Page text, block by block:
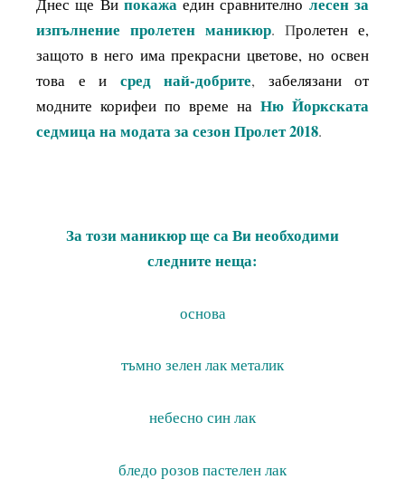
Днес ще Ви един сравнително
изпълнение пролетен маникюр. Пролетен е,
защото в него има прекрасни цветове, но освен
това е и
сред най-добрите, забелязани от
модните корифеи по време на Ню Йоркската
седмица на модата за сезон Пролет 2018.
За този маникюр ще са Ви необходими
следните неща:
основа
тъмно зелен лак металик
небесно син лак
бледо розов пастелен лак